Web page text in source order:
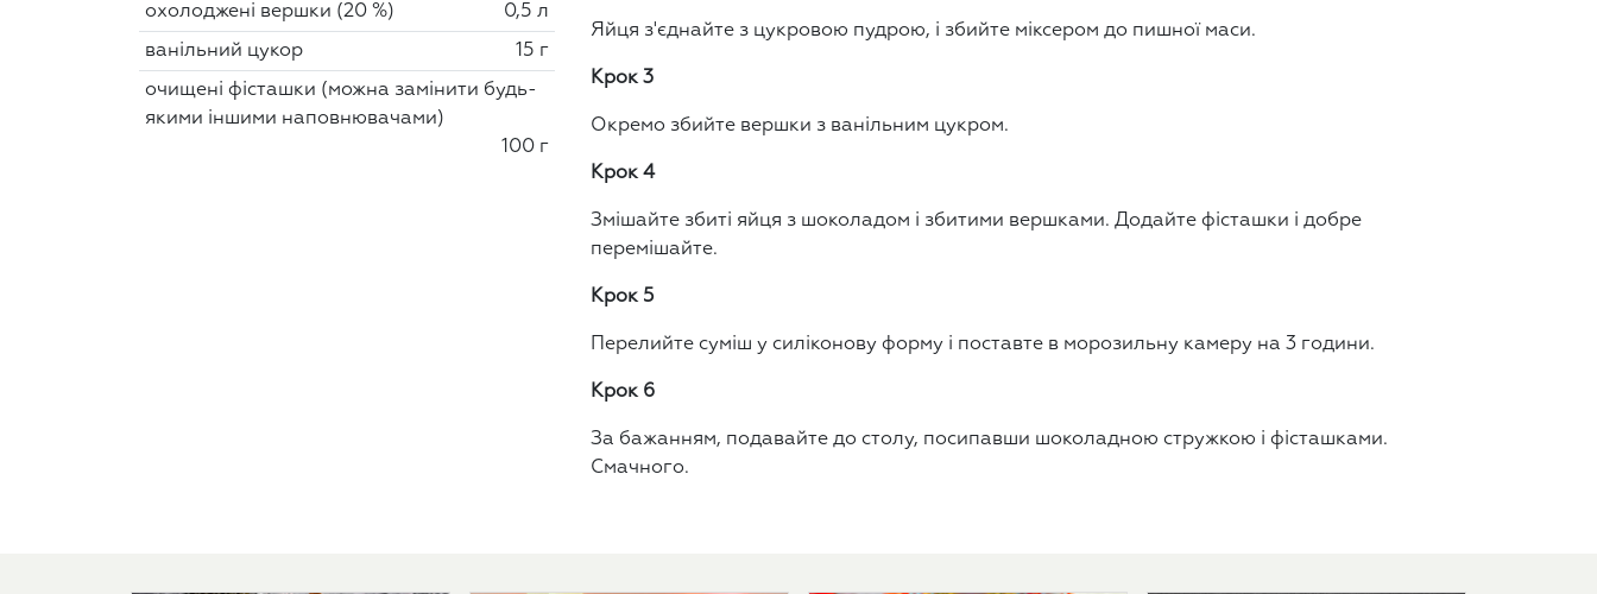
охолоджені вершки (20 %) 0,5 л
ванільний цукор 15 г
очищені фісташки (можна замінити будь-
якими іншими наповнювачами)
100 г
Яйця з'єднайте з цукровою пудрою, і збийте міксером до пишної маси.
Крок 3
Окремо збийте вершки з ванільним цукром.
Крок 4
Змішайте збиті яйця з шоколадом і збитими вершками. Додайте фісташки і добре
перемішайте.
Крок 5
Перелийте суміш у силіконову форму і поставте в морозильну камеру на 3 години.
Крок 6
За бажанням, подавайте до столу, посипавши шоколадною стружкою і фісташками.
Смачного.